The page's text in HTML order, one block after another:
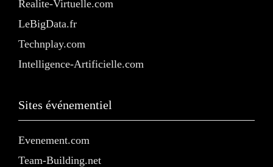
Realite-Virtuelle.com
LeBigData.fr
Technplay.com
Intelligence-Artificielle.com
Sites événementiel
Evenement.com
Team-Building.net